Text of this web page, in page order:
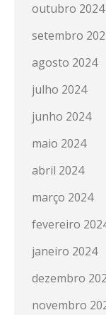
outubro 2024
setembro
agosto 2024
julho 2024
junho 2024
maio 2024
abril 2024
março 2024
fevereiro
janeiro 2024
dezembro
novembro